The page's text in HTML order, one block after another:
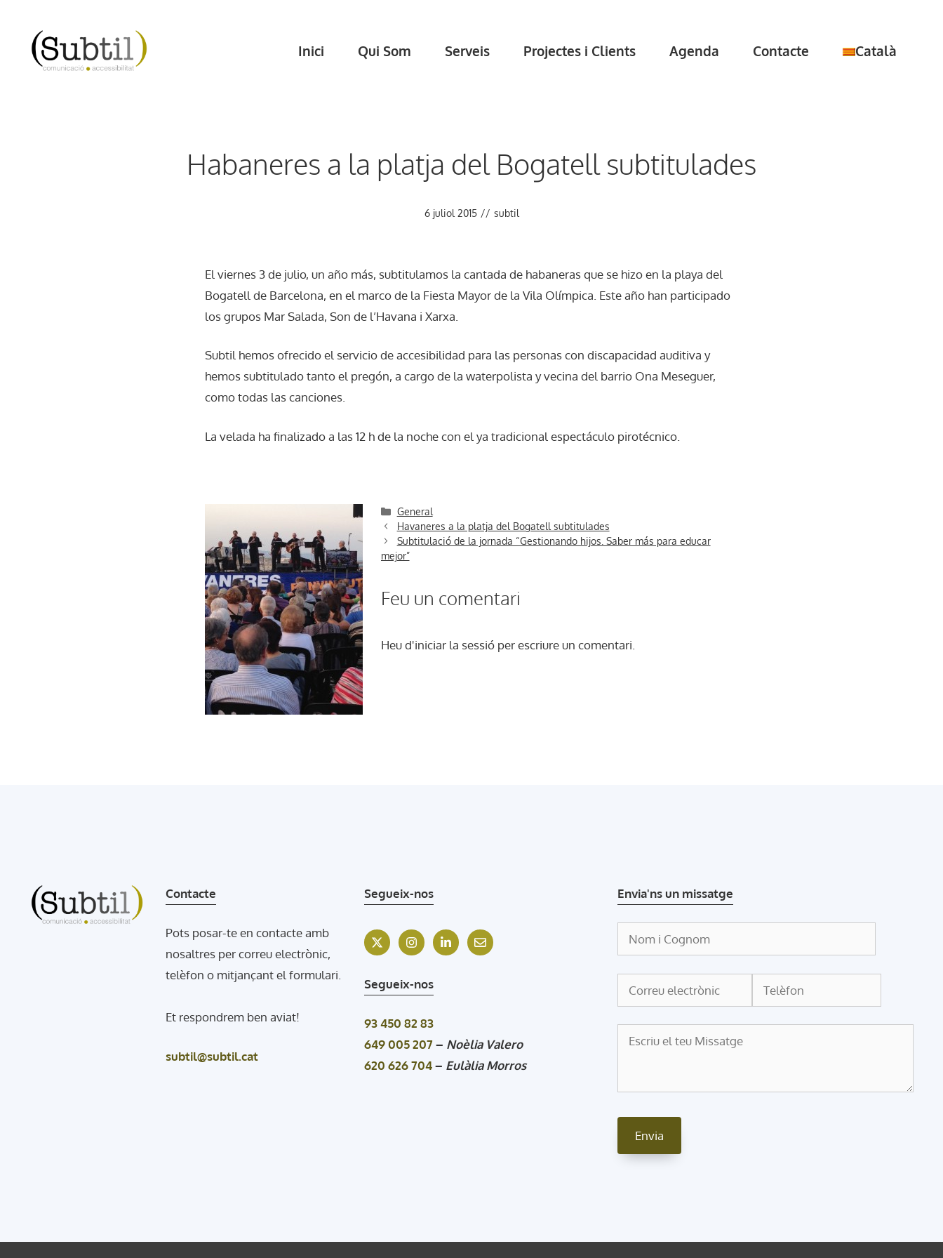
contingut
Inici Qui Som Serveis Projectes i Clients Agenda Contacte Català
Habaneres a la platja del Bogatell subtitulades
6 juliol 2015 // subtil
El viernes 3 de julio, un año más, subtitulamos la cantada de habaneras que se hizo en la playa del
Bogatell de Barcelona, en el marco de la Fiesta Mayor de la Vila Olímpica. Este año han participado
los grupos Mar Salada, Son de l’Havana i Xarxa.
Subtil hemos ofrecido el servicio de accesibilidad para las personas con discapacidad auditiva y
hemos subtitulado tanto el pregón, a cargo de la waterpolista y vecina del barrio Ona Meseguer,
como todas las canciones.
La velada ha finalizado a las 12 h de la noche con el ya tradicional espectáculo pirotécnico.
Categories
General
Havaneres a la platja del Bogatell subtitulades
Subtitulació de la jornada “Gestionando hijos. Saber más para educar
mejor”
Feu un comentari
Heu d'iniciar la sessióper escriure un comentari.
Contacte
Pots posar-te en contacte amb
nosaltres per correu electrònic,
telèfon o mitjançant el formulari.
Et respondrem ben aviat!
subtil@subtil.cat
Segueix-nos
Segueix-nos
93 450 82 83
649 005 207– Noèlia Valero
620 626 704– Eulàlia Morros
Envia'ns un missatge